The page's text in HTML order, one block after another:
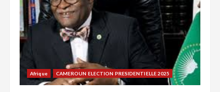
Afrique CAMEROUN ELECTION PRESIDENTIELLE 2025